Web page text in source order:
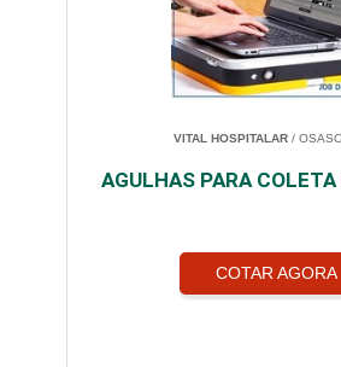
VITAL HOSPITALAR/
AGULHAS PARA COLETA
COTAR AGORA